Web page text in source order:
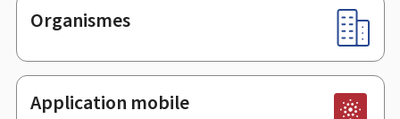
Organismes
Application mobile